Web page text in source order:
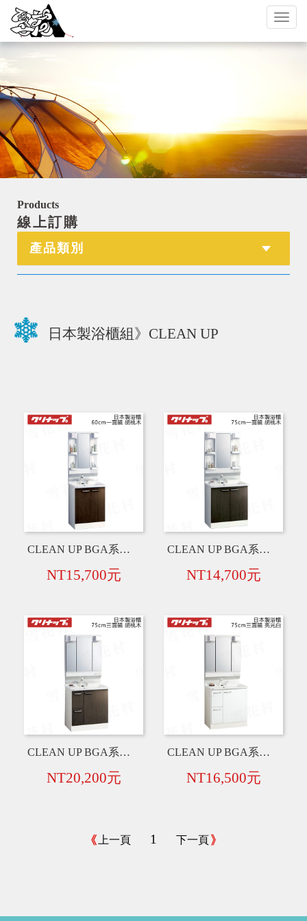
Toggle
Products
線上訂購
產品類別
日本製浴櫃組》CLEAN UP
CLEAN UP BGA系列 日本製 60cm 一面鏡+衛浴臉盆+水龍頭+浴櫃【胡桃木色】
NT15,700元
CLEAN UP BGA系列 日本製 75cm 一面鏡+衛浴臉盆+水龍頭+浴櫃【胡桃木色】
NT14,700元
CLEAN UP BGA系列 日本製 75cm 三面鏡+衛浴臉盆+水龍頭+浴櫃【胡桃木色】
NT20,200元
CLEAN UP BGA系列 日本製 75cm 三面鏡+衛浴臉盆+水龍頭+浴櫃【亮光白】
NT16,500元
上一頁 1 下一頁